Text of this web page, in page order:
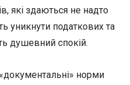
які здаються не надто
уникнути податкових та
душевний спокій.
норми